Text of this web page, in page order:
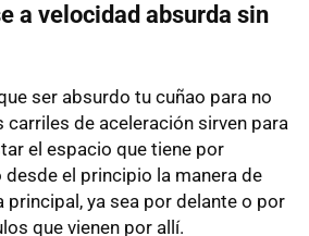
a velocidad absurda sin
ser absurdo tu cuñao para no
de aceleración sirven para
el espacio que tiene por
desde el principio la manera de
principal, ya sea por delante o por
que vienen por allí.